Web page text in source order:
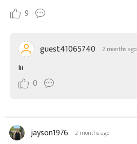
9
guest41065740 2 months ago
Iii
0
jayson1976 2 months ago